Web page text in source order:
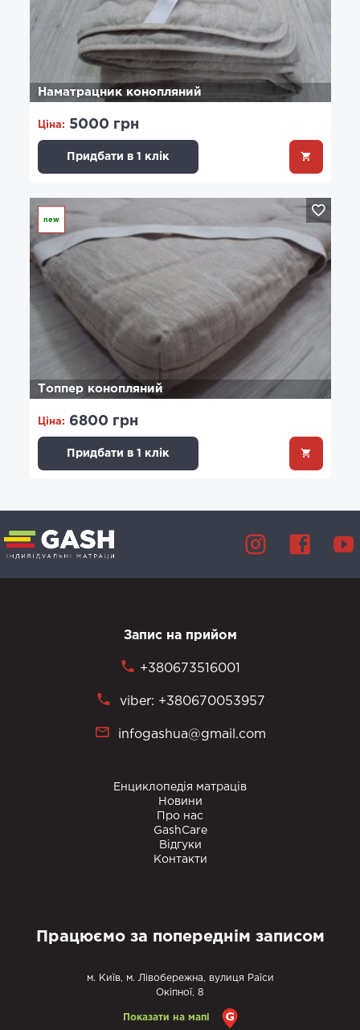
Наматрацник конопляний
Ціна: 5000 грн
Придбати в 1 клік
new
Топпер конопляний
Ціна: 6800 грн
Придбати в 1 клік
Запис на прийом
+380673516001
viber: +380670053957
infogashua@gmail.com
Енциклопедія матраців
Новини
Про нас
GashCare
Відгуки
Контакти
Працюємо за попереднім записом
м. Київ, м. Лівобережна, вулиця Раїси
Окіпної, 8
Показати на мапі